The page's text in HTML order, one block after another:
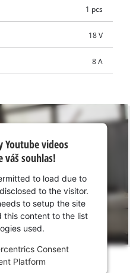
7stupňový LED ukazatel
instalaci na stěnu jsou v krytu
závěsné otvory.
1 pcs
18 V
8 A
Youtube videos
váš souhlas!
to load due to
to the visitor.
to setup the site
this content to the list
used.
Consent
Platform